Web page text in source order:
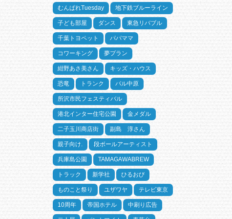
むんぱれTuesday 地下鉄ブルーライン
子ども部屋 ダンス 東急リバブル
千葉トヨペット パパママ
コワーキング 夢プラン
紺野あさ美さん キッズ・ハウス
恐竜 トランク パル中原
所沢市民フェスティバル
港北インター住宅公園 金メダル
二子玉川商店街 副島 淳さん
親子向け. 段ボールアーティスト
兵庫島公園 TAMAGAWABREW
トラック 新学社 ひるおび
ものこと祭り ユザワヤ テレビ東京
10周年 帝国ホテル 中刷り広告